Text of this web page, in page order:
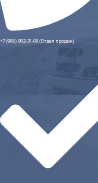
+7 (908) 982-31-00 (Отдел продаж)